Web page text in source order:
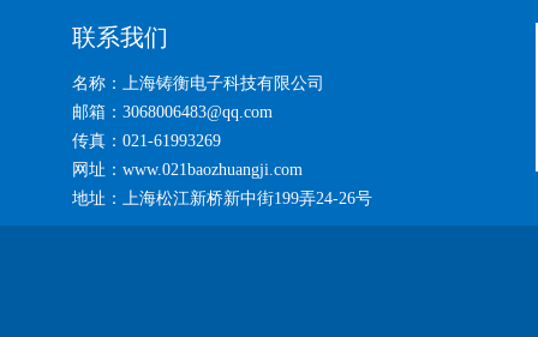
联系我们
名称：上海铸衡电子科技有限公司
邮箱：3068006483@qq.com
传真：021-61993269
网址：www.021baozhuangji.com
地址：上海松江新桥新中街199弄24-26号